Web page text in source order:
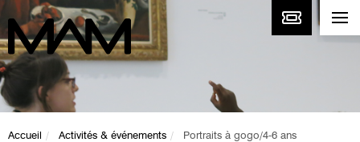
Accueil Activités & événements Portraits à gogo/4-6 ans